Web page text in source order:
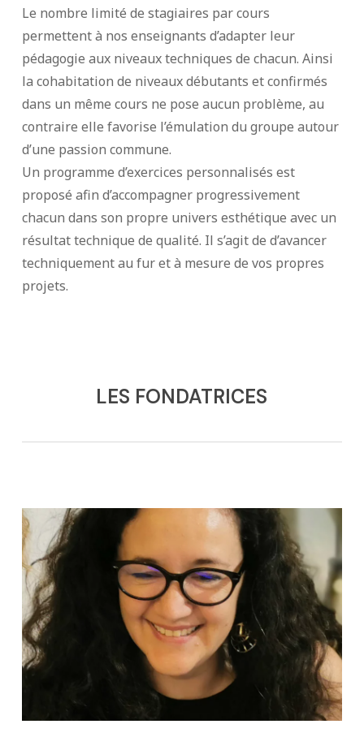
Le nombre limité de stagiaires par cours
permettent à nos enseignants d’adapter leur
pédagogie aux niveaux techniques de chacun. Ainsi
la cohabitation de niveaux débutants et confirmés
dans un même cours ne pose aucun problème, au
contraire elle favorise l’émulation du groupe autour
d’une passion commune.
Un programme d’exercices personnalisés est
proposé afin d’accompagner progressivement
chacun dans son propre univers esthétique avec un
résultat technique de qualité. Il s’agit de d’avancer
techniquement au fur et à mesure de vos propres
projets.
LES FONDATRICES